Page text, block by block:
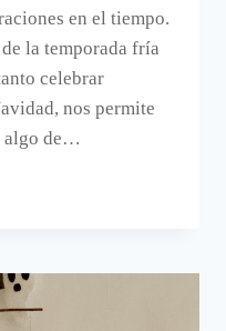
en el tiempo.
la temporada fría
celebrar
nos permite
algo de…